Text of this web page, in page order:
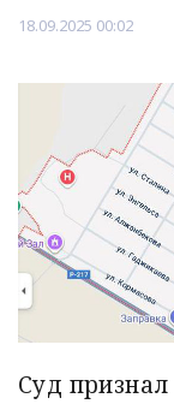
18.09.2025 00:02
Суд